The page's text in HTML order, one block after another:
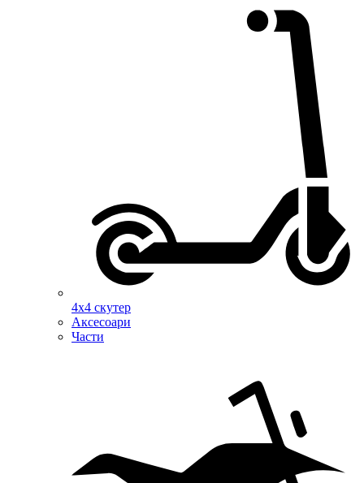
4х4 скутер
Аксесоари
Части